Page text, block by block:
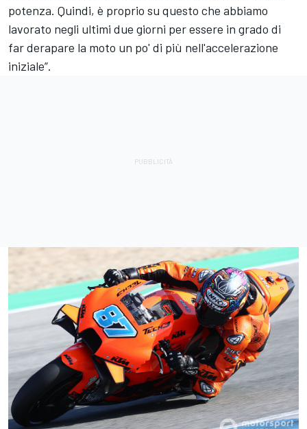
potenza. Quindi, è proprio su questo che abbiamo
lavorato negli ultimi due giorni per essere in grado di
far derapare la moto un po' di più nell'accelerazione
iniziale”.